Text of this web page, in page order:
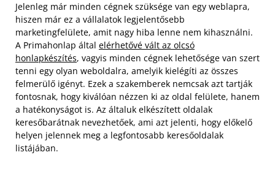
Jelenleg már minden cégnek szüksége van egy weblapra,
hiszen már ez a vállalatok legjelentősebb
marketingfelülete, amit nagy hiba lenne nem kihasználni.
A Primahonlap által elérhetővé vált az olcsó
honlapkészítés, vagyis minden cégnek lehetősége van szert
tenni egy olyan weboldalra, amelyik kielégíti az összes
felmerülő igényt. Ezek a szakemberek nemcsak azt tartják
fontosnak, hogy kiválóan nézzen ki az oldal felülete, hanem
a hatékonyságot is. Az általuk elkészített oldalak
keresőbarátnak nevezhetőek, ami azt jelenti, hogy előkelő
helyen jelennek meg a legfontosabb keresőoldalak
listájában.